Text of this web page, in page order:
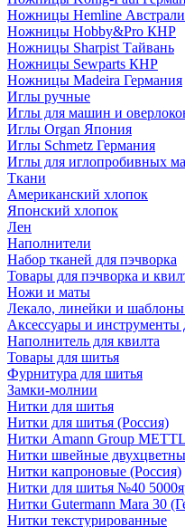
Ножницы Hemline
Ножницы Hobby&Pro КНР
Ножницы Sharpist Тайвань
Ножницы Sewparts КНР
Ножницы Madeira Германия
Иглы ручные
Иглы для машин и
Иглы Organ Япония
Иглы Schmetz Германия
Иглы для иглопробивных
Ткани
Американский хлопок
Японский хлопок
Лен
Наполнители
Набор тканей для пэчворка
Товары для пэчворка и
Ножи и маты
Лекало, линейки и
Аксессуары и инструменты
Наполнитель для квилта
Товары для шитья
Фурнитура для шитья
Замки-молнии
Нитки для шитья
Нитки для шитья (Россия)
Нитки Amann Group
Нитки швейные
Нитки капроновые (Россия)
Нитки для шитья №40
Нитки Gutermann Mara 30
Нитки текстурированные